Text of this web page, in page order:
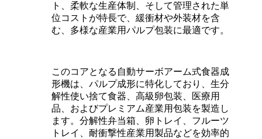
ト、柔軟な生産体制、そして管理された単
位コストが特長で、緩衝材や外装材を含
む、多様な産業用パルプ包装に最適です。
このコアとなる自動サーボアーム式食器成
形機は、パルプ成形に特化しており、生分
解性使い捨て食器、高級卵包装、医療用
品、およびプレミアム産業用包装を製造し
ます。分解性弁当箱、卵トレイ、フルーツ
トレイ、耐衝撃性産業用製品などを効率的